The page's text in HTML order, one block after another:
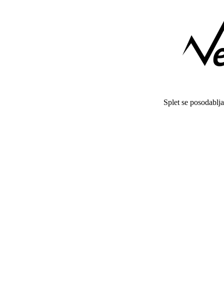
Splet se